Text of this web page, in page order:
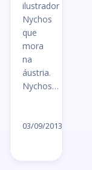
ilustrador
Nychos
que
mora
na
áustria.
Nychos…
03/09/2013